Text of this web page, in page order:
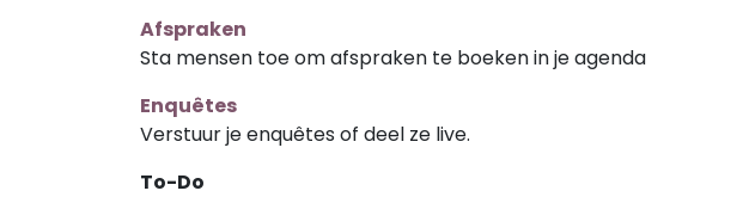
Afspraken
Sta mensen toe om afspraken te boeken in je agenda
Enquêtes
Verstuur je enquêtes of deel ze live.
To-Do